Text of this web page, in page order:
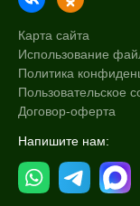
Карта сайта
Использование
Политика
Пользовательское
Договор-оферта
Напишите нам: